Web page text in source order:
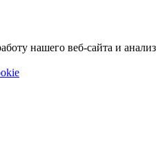
нашего веб-сайта и